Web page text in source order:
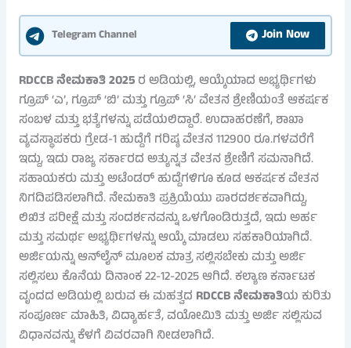
Telegram Channel Join Now
RDCCB ನೇಮಕಾತಿ 2025ರ ಅಡಿಯಲ್ಲಿ, ಆಯ್ಕೆಯಾದ ಅಭ್ಯರ್ಥಿಗಳು
ಗ್ರೂಪ್ ‘ಎ’, ಗ್ರೂಪ್ ‘ಬಿ’ ಮತ್ತು ಗ್ರೂಪ್ ‘ಸಿ’ ವೇತನ ಶ್ರೇಣಿಯಂತೆ ಆಕರ್ಷಕ
ಸಂಬಳ ಮತ್ತು ಭತ್ಯೆಗಳನ್ನು ಪಡೆಯಲಿದ್ದಾರೆ. ಉದಾಹರಣೆಗೆ, ಶಾಖಾ
ವ್ಯವಸ್ಥಾಪಕರು ಗ್ರೇಡ-1 ಹುದ್ದೆಗೆ ಗರಿಷ್ಠ ವೇತನ 112900 ರೂ.ಗಳವರೆಗೆ
ಇದ್ದು, ಇದು ರಾಜ್ಯ ಸರ್ಕಾರದ ಅತ್ಯುನ್ನತ ವೇತನ ಶ್ರೇಣಿಗೆ ಸಮನಾಗಿದೆ.
ಸಹಾಯಕರು ಮತ್ತು ಅಟೆಂಡರ್ ಹುದ್ದೆಗಳಿಗೂ ಕೂಡ ಆಕರ್ಷಕ ವೇತನ
ನಿಗದಿಪಡಿಸಲಾಗಿದೆ. ನೇಮಕಾತಿ ಪ್ರಕ್ರಿಯೆಯು ಪಾರದರ್ಶಕವಾಗಿದ್ದು,
ಲಿಖಿತ ಪರೀಕ್ಷೆ ಮತ್ತು ಸಂದರ್ಶನವನ್ನು ಒಳಗೊಂಡಿರುತ್ತದೆ, ಇದು ಅರ್ಹ
ಮತ್ತು ಸಮರ್ಥ ಅಭ್ಯರ್ಥಿಗಳನ್ನು ಆಯ್ಕೆ ಮಾಡಲು ಸಹಕಾರಿಯಾಗಿದೆ.
ಅರ್ಜಿಯನ್ನು ಆನ್‌ಲೈನ್ ಮೂಲಕ ಮಾತ್ರ ಸಲ್ಲಿಸಬೇಕು ಮತ್ತು ಅರ್ಜಿ
ಸಲ್ಲಿಸಲು ಕೊನೆಯ ದಿನಾಂಕ 22-12-2025 ಆಗಿದೆ. ಕಲ್ಯಾಣ ಕರ್ನಾಟಕ
ವೃಂದದ ಅಡಿಯಲ್ಲಿ ಬರುವ ಈ ಮಹತ್ವದ RDCCB ನೇಮಕಾತಿಯ ಕುರಿತು
ಸಂಪೂರ್ಣ ಮಾಹಿತಿ, ವಿದ್ಯಾರ್ಹತೆ, ವಯೋಮಿತಿ ಮತ್ತು ಅರ್ಜಿ ಸಲ್ಲಿಸುವ
ವಿಧಾನವನ್ನು ಕೆಳಗೆ ವಿವರವಾಗಿ ನೀಡಲಾಗಿದೆ.